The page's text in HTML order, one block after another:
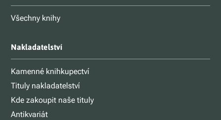
Všechny knihy
Nakladatelství
Kamenné knihkupectví
Tituly nakladatelství
Kde zakoupit naše tituly
Antikvariát